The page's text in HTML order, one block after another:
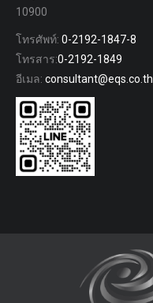
10900
โทรศัพท์: 0-2192-1847-8
โทรสาร:0-2192-1849
อีเมล: consultant@eqs.co.th